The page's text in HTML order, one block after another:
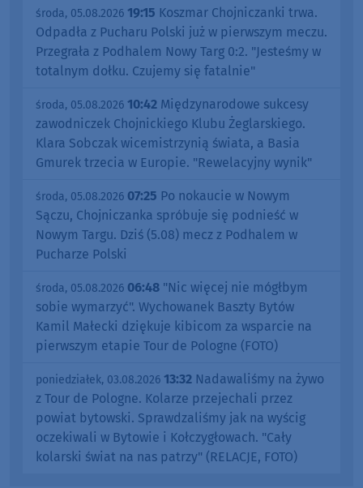
środa, 05.08.2026 19:15 Koszmar Chojniczanki trwa.
Odpadła z Pucharu Polski już w pierwszym meczu.
Przegrała z Podhalem Nowy Targ 0:2. "Jesteśmy w
totalnym dołku. Czujemy się fatalnie"
środa, 05.08.2026 10:42 Międzynarodowe sukcesy
zawodniczek Chojnickiego Klubu Żeglarskiego.
Klara Sobczak wicemistrzynią świata, a Basia
Gmurek trzecia w Europie. "Rewelacyjny wynik"
środa, 05.08.2026 07:25 Po nokaucie w Nowym
Sączu, Chojniczanka spróbuje się podnieść w
Nowym Targu. Dziś (5.08) mecz z Podhalem w
Pucharze Polski
środa, 05.08.2026 06:48 "Nic więcej nie mógłbym
sobie wymarzyć". Wychowanek Baszty Bytów
Kamil Małecki dziękuje kibicom za wsparcie na
pierwszym etapie Tour de Pologne (FOTO)
poniedziałek, 03.08.2026 13:32 Nadawaliśmy na żywo
z Tour de Pologne. Kolarze przejechali przez
powiat bytowski. Sprawdzaliśmy jak na wyścig
oczekiwali w Bytowie i Kołczygłowach. "Cały
kolarski świat na nas patrzy" (RELACJE, FOTO)